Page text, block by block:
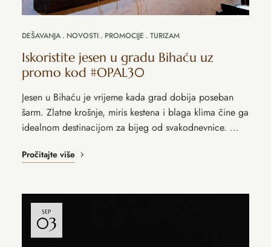
DEŠAVANJA NOVOSTI PROMOCIJE TURIZAM
Iskoristite jesen u gradu Bihaću uz
promo kod #OPAL30
Jesen u Bihaću je vrijeme kada grad dobija poseban
šarm. Zlatne krošnje, miris kestena i blaga klima čine ga
idealnom destinacijom za bijeg od svakodnevnice. …
Pročitajte više
SEP
03